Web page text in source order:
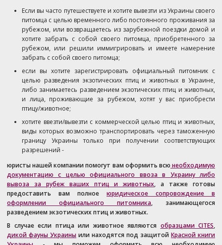
Если вы часто путешествуете и хотите вывезти из Украины своего
питомца с целью временного либо постоянного проживания за
рубежом, или возвращаетесь из зарубежной поездки домой и
хотите забрать с собой своего питомца, приобретенного за
рубежом, или решили иммигрировать и имеете намерение
забрать с собой своего питомца;
если вы хотите зарегистрировать официальный питомник с
целью разведения экзотических птиц и животных в Украине,
либо занимаетесь разведением экзотических птиц и животных,
и лица, проживающие за рубежом, хотят у вас приобрести
птицу/животное;
хотите ввезти/вывезти с коммерческой целью птиц и животных,
виды которых возможно транспортировать через таможенную
границу Украины только при получении соответствующих
разрешений -
юристы нашей компании помогут вам оформить всю необходимую
документацию с целью официального ввоза в Украину либо
вывоза за рубеж ваших птиц и животных, а также готовы
предоставить вам полное юридическое сопровождение в
оформлении официального питомника, занимающегося
разведением экзотических птиц и животных.
В случае если птица или животное являются образцами CITES,
дикой фауны Украины или находятся под защитой Красной книги